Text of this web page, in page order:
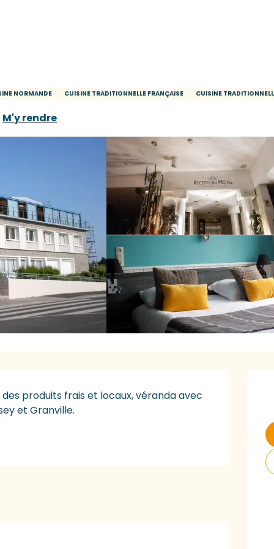
NORMANDE CUISINE TRADITIONNELLE FRANÇAISE CUISINE
M'y rendre
produits frais et locaux, véranda avec
et Granville.